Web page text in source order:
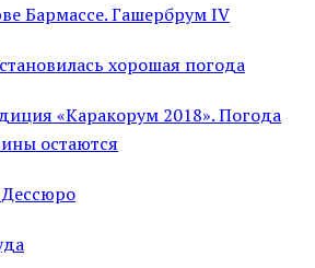
Бармассе. Гашербрум IV
хорошая погода
«Каракорум 2018». Погода
остаются